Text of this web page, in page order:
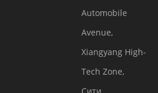
Automobile
Avenue,
Xiangyang High-
Tech Zone,